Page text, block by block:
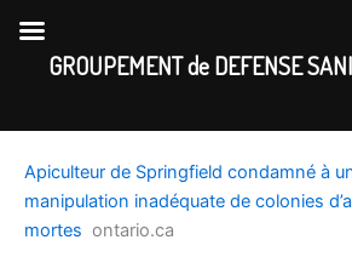
content
Apiculteur de Springfield condamné à
manipulation inadéquate de colonies
mortes ontario.ca
GROUPEMENT de DEFENSE